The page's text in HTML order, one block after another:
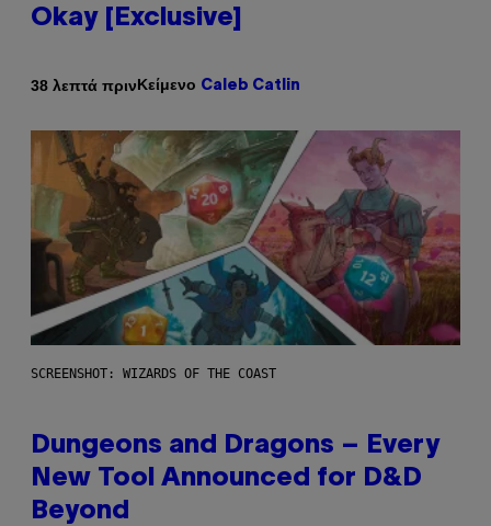
Okay [Exclusive]
38 λεπτά πρινΚείμενο Caleb Catlin
SCREENSHOT: WIZARDS OF THE COAST
Dungeons and Dragons – Every
New Tool Announced for D&D
Beyond